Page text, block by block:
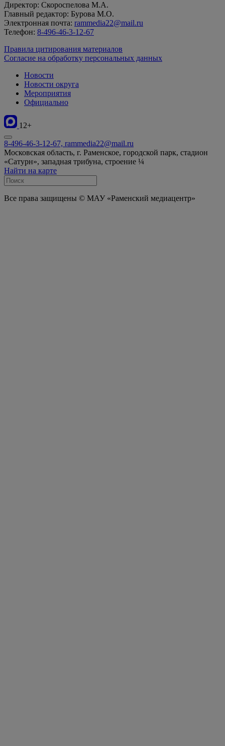
Директор: Скороспелова М.А.
Главный редактор: Бурова М.О.
Электронная почта: rammedia22@mail.ru
Телефон: 8-496-46-3-12-67
Правила цитирования материалов
Согласие на обработку персональных данных
Новости
Новости округа
Мероприятия
Официально
12+
8-496-46-3-12-67, rammedia22@mail.ru
Московская область, г. Раменское, городской парк, стадион
«Сатурн», западная трибуна, строение ¼
Найти на карте
Все права защищены © МАУ «Раменский медиацентр»